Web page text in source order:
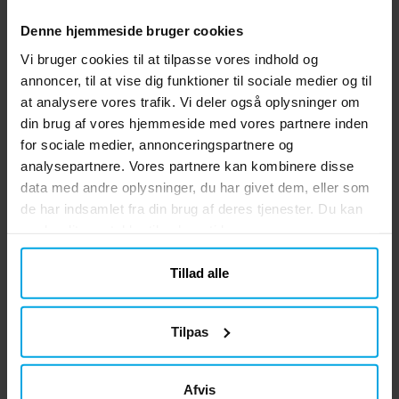
Denne hjemmeside bruger cookies
Vi bruger cookies til at tilpasse vores indhold og
annoncer, til at vise dig funktioner til sociale medier og til
at analysere vores trafik. Vi deler også oplysninger om
din brug af vores hjemmeside med vores partnere inden
for sociale medier, annonceringspartnere og
analysepartnere. Vores partnere kan kombinere disse
data med andre oplysninger, du har givet dem, eller som
de har indsamlet fra din brug af deres tjenester. Du kan
Tillad alle
Tilpas
Afvis
Pokémon Pikachu
Kostume 7-8 år
Pris:249 kr.
249 kr.
KØB
Pokémon Pikachu
Kostume 10-12 år
Pris:249 kr.
249 kr.
KØB
Andre købte også